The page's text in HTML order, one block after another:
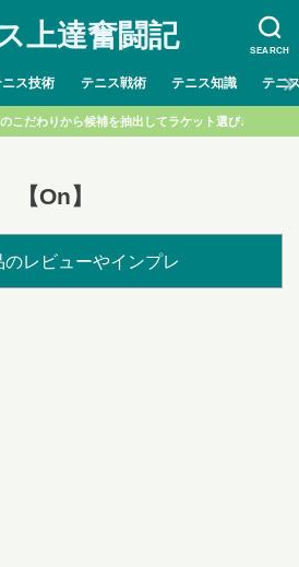
SEARCH
上達奮闘記
ニス技術 テニス戦術 テニス知識 テニ
こだわりから候補を抽出してラケット選び♩
【On】
のレビューやインプレ